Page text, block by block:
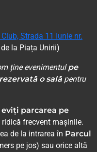
Strada 11 Iunie nr.
la Piața Unirii)
ține evenimentulpe
rezervată o salăpentru
eviți parcarea pe
ridică frecvent mașinile.
de la intrarea în Parcul
pe jos) sau orice altă